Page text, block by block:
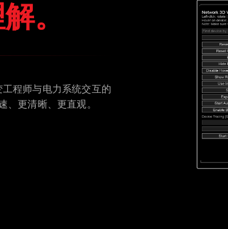
。
程师与电力系统交互的
、更清晰、更直观。